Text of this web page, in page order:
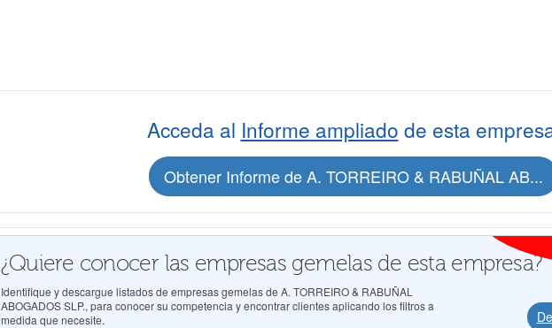
Acceda al Informe ampliado de esta
Obtener Informe de A. TORREIRO & RABUÑAL AB...
¿Quiere conocer las empresas gemelas de esta empresa?
Identifique y descargue listados de empresas gemelas de A. TORREIRO & RABUÑAL
ABOGADOS SLP., para conocer su competencia y encontrar clientes aplicando los filtros a
medida que necesite.